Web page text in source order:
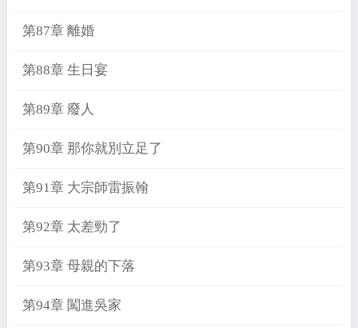
第87章 離婚
第88章 生日宴
第89章 廢人
第90章 那你就別立足了
第91章 大宗師雷振翰
第92章 太差勁了
第93章 母親的下落
第94章 闖進吳家